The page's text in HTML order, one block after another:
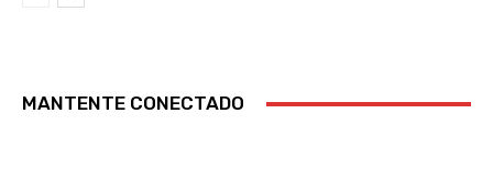
MANTENTE CONECTADO